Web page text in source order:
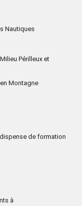
Nautiques
Périlleux et
Montagne
de formation
à